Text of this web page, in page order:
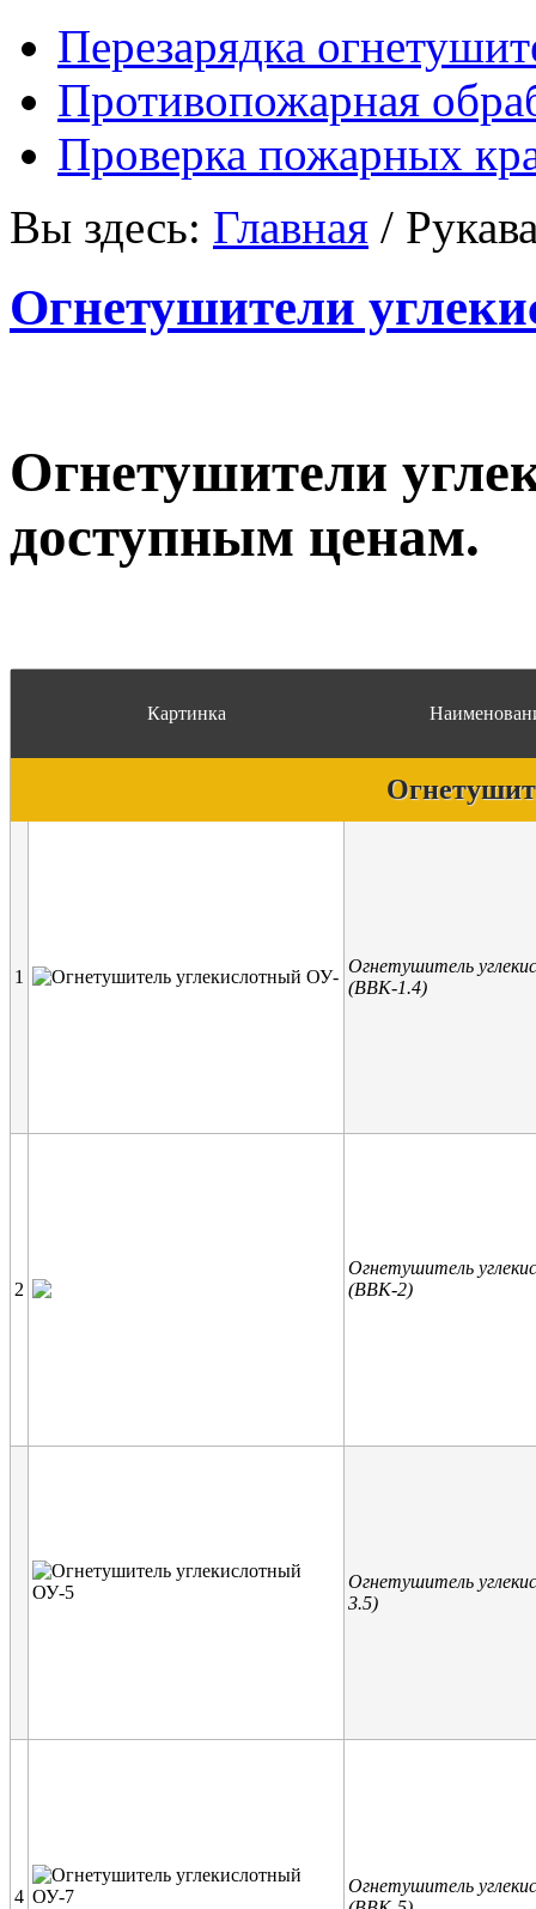
Перезарядка
Противопожарная
Проверка пожарных
Вы здесь: Главная /
Огнетушители
Огнетушители
доступным ценам.
Картинка
1
Огнетушитель
(ВВК-1.4)
2
Огнетушитель
(ВВК-2)
Огнетушитель
3.5)
4
Огнетушитель